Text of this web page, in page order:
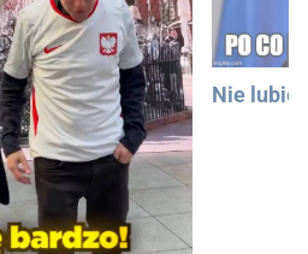
Nie lubię